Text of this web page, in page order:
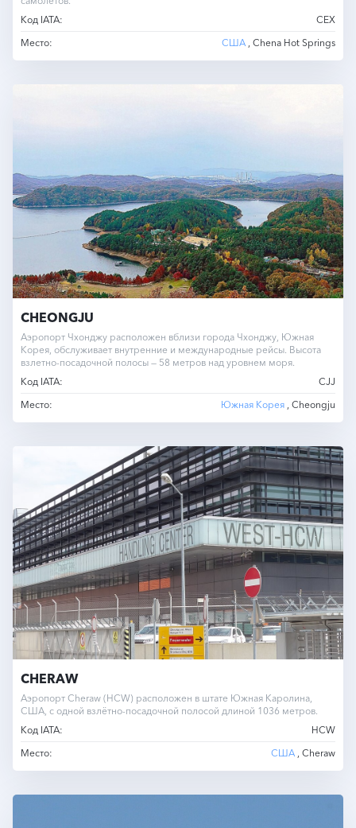
Код IATA:
CEX
Место:
США , Chena Hot Springs
CHEONGJU
Аэропорт Чхонджу расположен вблизи города Чхонджу, Южная
Корея, обслуживает внутренние и международные рейсы. Высота
взлетно-посадочной полосы — 58 метров над уровнем моря.
Код IATA:
CJJ
Место:
Южная Корея , Cheongju
CHERAW
Аэропорт Cheraw (HCW) расположен в штате Южная Каролина,
США, с одной взлётно-посадочной полосой длиной 1036 метров.
Код IATA:
HCW
Место:
США , Cheraw